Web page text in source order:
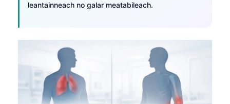
leantainneach no galar meatabileach.